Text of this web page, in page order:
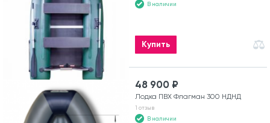
В наличии
Купить
48 900 ₽
Лодка ПВХ Флагман 300 НДНД
1 отзыв
В наличии